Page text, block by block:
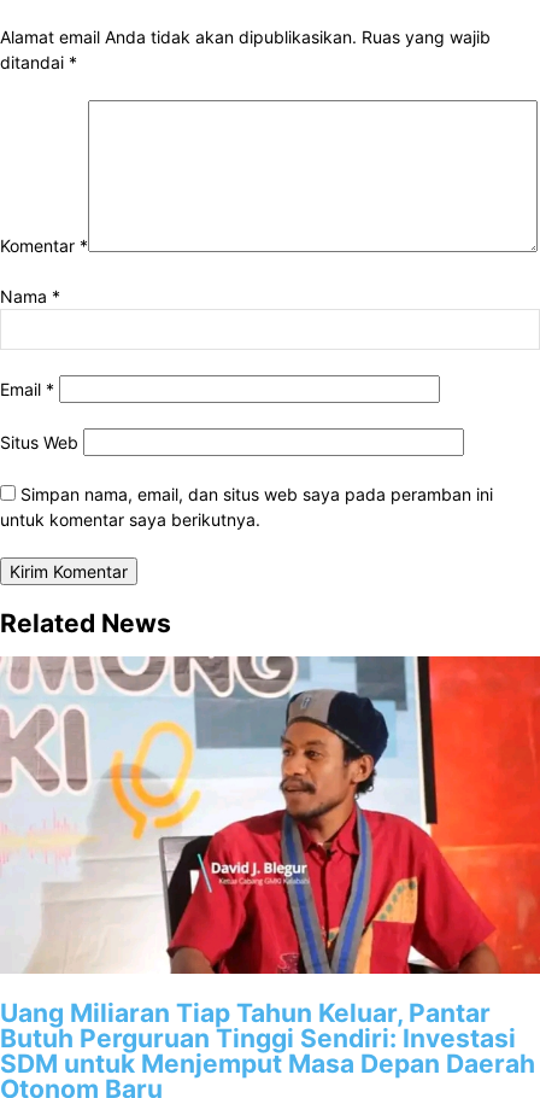
Alamat email Anda tidak akan dipublikasikan. Ruas yang wajib
ditandai *
Komentar *
Nama *
Email *
Situs Web
Simpan nama, email, dan situs web saya pada peramban ini
untuk komentar saya berikutnya.
Related News
Uang Miliaran Tiap Tahun Keluar, Pantar
Butuh Perguruan Tinggi Sendiri: Investasi
SDM untuk Menjemput Masa Depan Daerah
Otonom Baru